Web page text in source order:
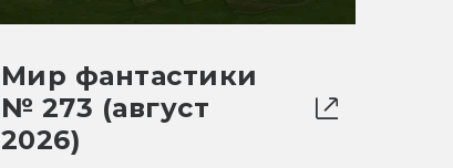
Мир фантастики
№ 273 (август
2026)